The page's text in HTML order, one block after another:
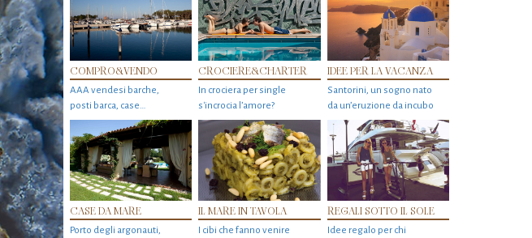
COMPRO&VENDO
AAA vendesi barche,
posti barca, case…
CROCIERE&CHARTER
In crociera per single
s'incrocia l’amore?
IDEE PER LA VACANZA
Santorini, un sogno nato
da un’eruzione da incubo
CASE DA MARE
Porto degli argonauti,
IL MARE IN TAVOLA
I cibi che fanno venire
REGALI SOTTO IL SOLE
Idee regalo per chi